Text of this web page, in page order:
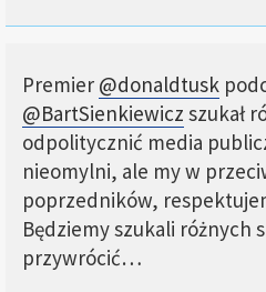
Premier @donaldtusk
@BartSienkiewicz szukał
odpolitycznić media
nieomylni, ale my w
poprzedników,
Będziemy szukali różnych
przywrócić…